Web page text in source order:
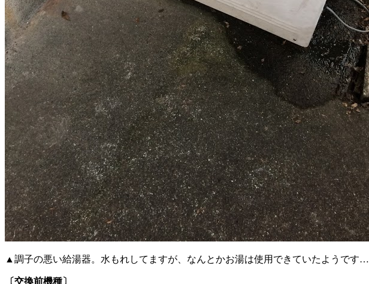
▲調子の悪い給湯器。水もれしてますが、なんとかお湯は使用できていたようです…
〔交換前機種〕